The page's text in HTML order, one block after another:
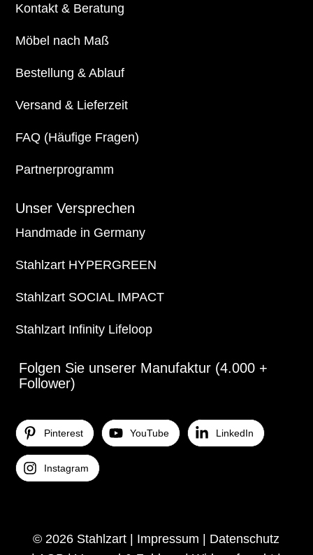
Kontakt & Beratung
Möbel nach Maß
Bestellung & Ablauf
Versand & Lieferzeit
FAQ (Häufige Fragen)
Partnerprogramm
Unser Versprechen
Handmade in Germany
Stahlzart HYPERGREEN
Stahlzart SOCIAL IMPACT
Stahlzart Infinity Lifeloop
Folgen Sie unserer Manufaktur (4.000 +
Follower)
Pinterest YouTube LinkedIn
Instagram
© 2026 Stahlzart | Impressum | Datenschutz